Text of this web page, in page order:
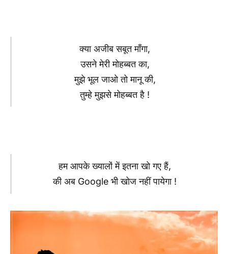
क्या अजीब सबूत माँगा,
उसने मेरी मोहब्बत का,
मुझे भूल जाओ तो मानू की,
तुम्हे मुझसे मोहब्बत है !
हम आपके ख्यालों में इतना खो गए हैं,
की अब Google भी खोज नहीं पायेगा !